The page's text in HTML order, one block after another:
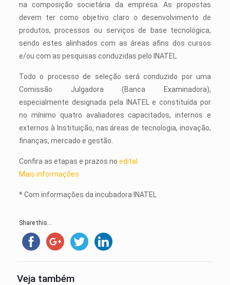
na composição societária da empresa. As propostas
devem ter como objetivo claro o desenvolvimento de
produtos, processos ou serviços de base tecnológica,
sendo estes alinhados com as áreas afins dos cursos
e/ou com as pesquisas conduzidas pelo INATEL.
Todo o processo de seleção será conduzido por uma
Comissão Julgadora (Banca Examinadora),
especialmente designada pela INATEL e constituída por
no mínimo quatro avaliadores capacitados, internos e
externos à Instituição, nas áreas de tecnologia, inovação,
finanças, mercado e gestão.
Confira as etapas e prazos no edital
Mais informações
* Com informações da incubadora INATEL
Share this...
Veja também